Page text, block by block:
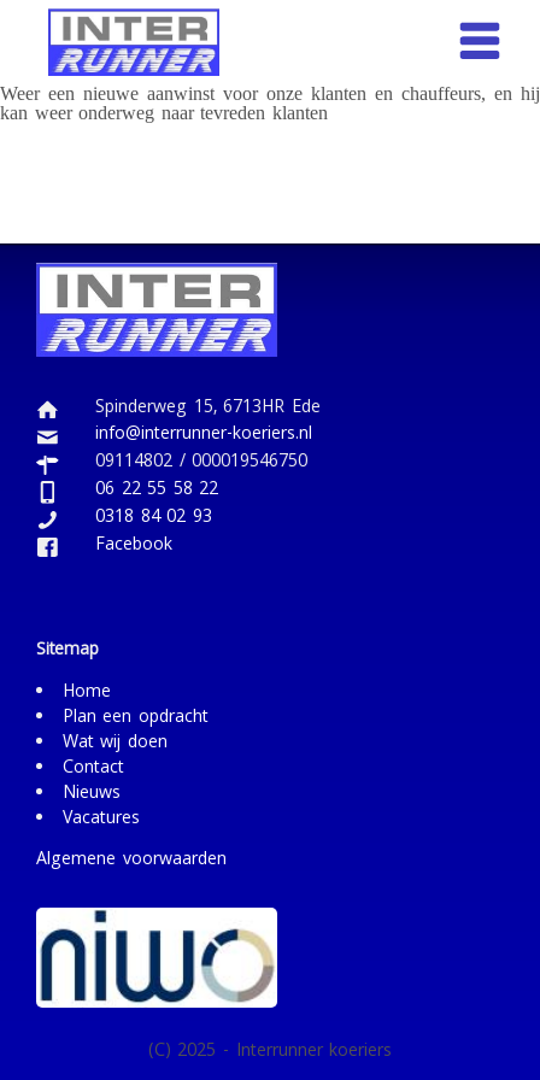
Weer een nieuwe aanwinst voor onze klanten en chauffeurs, en hij
kan weer onderweg naar tevreden klanten
Spinderweg 15, 6713HR Ede
info@interrunner-koeriers.nl
09114802 / 000019546750
06 22 55 58 22
0318 84 02 93
Facebook
Sitemap
Home
Plan een opdracht
Wat wij doen
Contact
Nieuws
Vacatures
Algemene voorwaarden
(C) 2025 - Interrunner koeriers